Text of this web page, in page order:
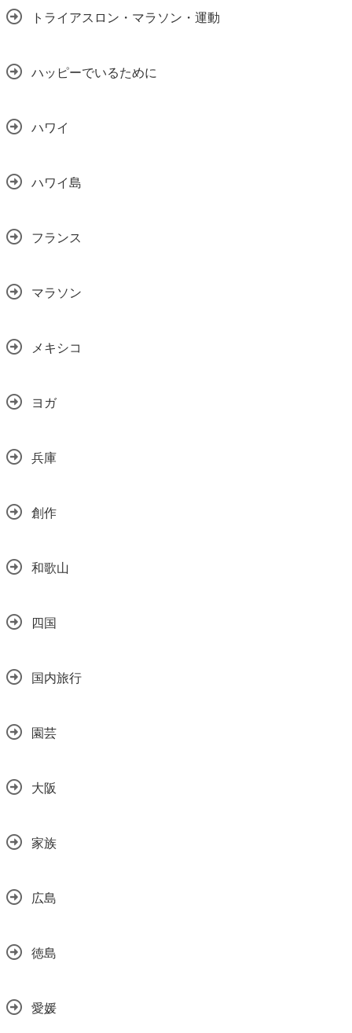
トライアスロン・マラソン・運動
ハッピーでいるために
ハワイ
ハワイ島
フランス
マラソン
メキシコ
ヨガ
兵庫
創作
和歌山
四国
国内旅行
園芸
大阪
家族
広島
徳島
愛媛